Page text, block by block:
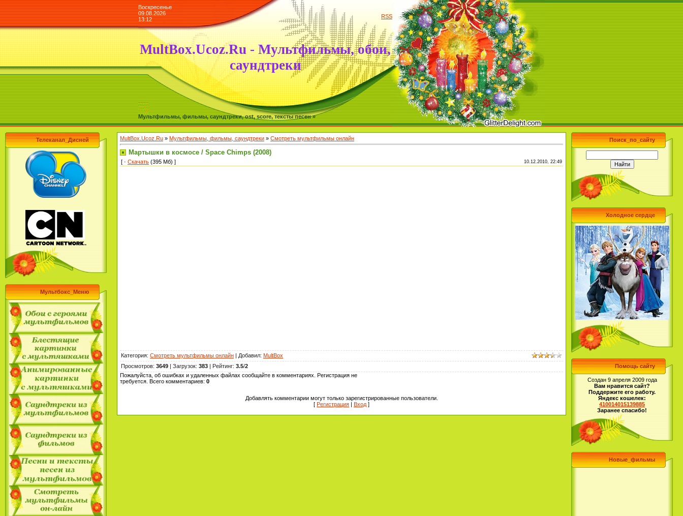
Воскресенье
09.08.2026
13:12
RSS
MultBox.Ucoz.Ru - Мультфильмы, обои,
саундтреки
Мультфильмы, фильмы, саундтреки, ost, score, тексты песен »
Телеканал_Дисней
Мультбокс_Меню
MultBox.Ucoz.Ru » Мультфильмы, фильмы, саундтреки » Смотреть мультфильмы онлайн
Мартышки в космосе / Space Chimps (2008)
[ · Скачать (395 Мб) ] 10.12.2010, 22:49
Категория: Смотреть мультфильмы онлайн | Добавил: MultBox
Просмотров: 3649 | Загрузок: 383 | Рейтинг: 3.5/2
Пожалуйста, об ошибках и удаленных файлах сообщайте в комментариях. Регистрация не
требуется. Всего комментариев: 0
Добавлять комментарии могут только зарегистрированные пользователи.
[ Регистрация | Вход ]
Поиск_по_сайту
Холодное сердце
Помощь сайту
Создан 9 апреля 2009 года
Вам нравится сайт?
Поддержите его работу.
Яндекс кошелек:
410014015139885
Заранее спасибо!
Новые_фильмы